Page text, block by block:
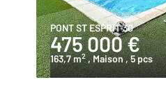
PONT ST ESPRIT 30
475 000 €
163,7 m2 , Maison, 5 pcs